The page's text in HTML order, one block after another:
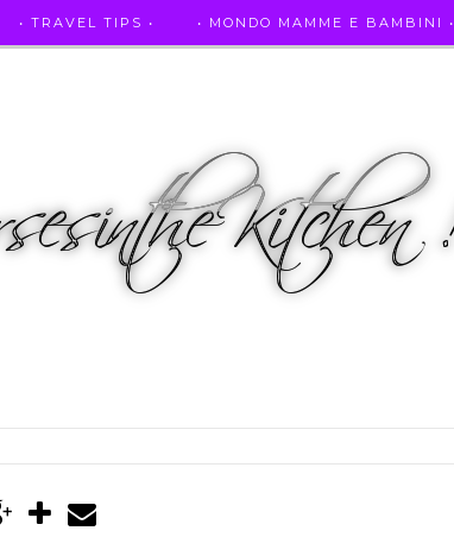
• TRAVEL TIPS • • MONDO MAMME E BAMBINI •